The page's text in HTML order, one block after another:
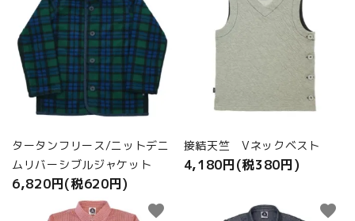
タータンフリース/ニットデニ
ムリバーシブルジャケット
6,820円(税620円)
接結天竺 Vネックベスト
4,180円(税380円)
favorite favorite